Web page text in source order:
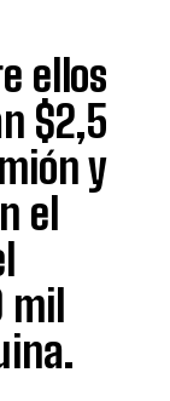
ellos
$2,5
y
el